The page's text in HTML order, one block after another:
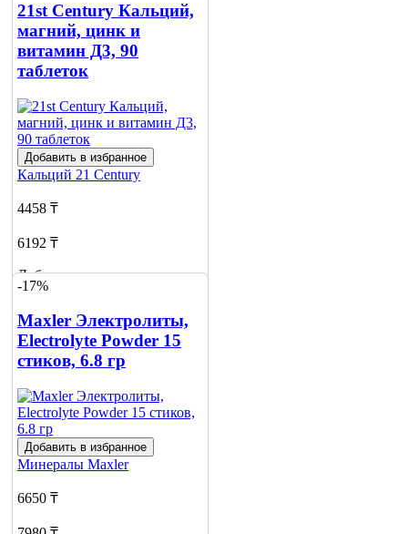
21st Century Кальций,
магний, цинк и
витамин Д3, 90
таблеток
Добавить в избранное
Кальций 21 Century
4458 ₸
6192 ₸
Добавить в корзину
6
-17%
Maxler Электролиты,
Electrolyte Powder 15
стиков, 6.8 гр
Добавить в избранное
Минералы Maxler
6650 ₸